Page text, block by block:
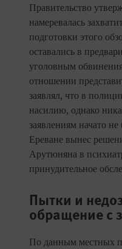
Правительство
намеревалась
подготовки этого
оставались в
уголовным
отношении
заявлял, что в
насилию, однако
заявлениям начато
Ереване вынес
Арутюняна в
принудительное
Пытки и
обращение с
По данным местных